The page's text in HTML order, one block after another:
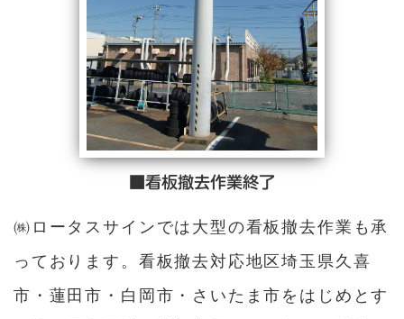
■看板撤去作業終了
㈱ロータスサインでは大型の看板撤去作業も承
っております。看板撤去対応地区埼玉県久喜
市・蓮田市・白岡市・さいたま市をはじめとす